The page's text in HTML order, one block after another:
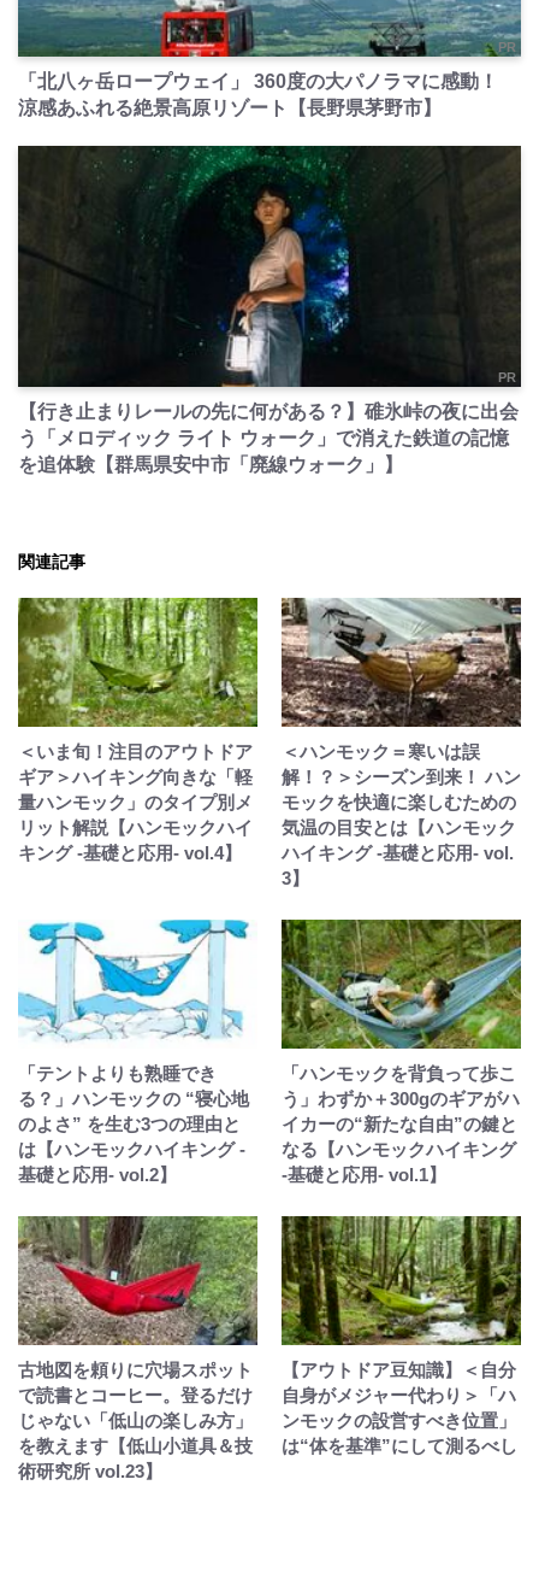
PR
「北八ヶ岳ロープウェイ」 360度の大パノラマに感動！
涼感あふれる絶景高原リゾート【長野県茅野市】
PR
【行き止まりレールの先に何がある？】碓氷峠の夜に出会
う「メロディック ライト ウォーク」で消えた鉄道の記憶
を追体験【群馬県安中市「廃線ウォーク」】
関連記事
＜いま旬！注目のアウトドア
ギア＞ハイキング向きな「軽
量ハンモック」のタイプ別メ
リット解説【ハンモックハイ
キング -基礎と応用- vol.4】
＜ハンモック＝寒いは誤
解！？＞シーズン到来！ ハン
モックを快適に楽しむための
気温の目安とは【ハンモック
ハイキング -基礎と応用- vol.
3】
「テントよりも熟睡でき
る？」ハンモックの “寝心地
のよさ” を生む3つの理由と
は【ハンモックハイキング -
基礎と応用- vol.2】
「ハンモックを背負って歩こ
う」わずか＋300gのギアがハ
イカーの“新たな自由”の鍵と
なる【ハンモックハイキング
-基礎と応用- vol.1】
古地図を頼りに穴場スポット
で読書とコーヒー。登るだけ
じゃない「低山の楽しみ方」
を教えます【低山小道具＆技
術研究所 vol.23】
【アウトドア豆知識】＜自分
自身がメジャー代わり＞「ハ
ンモックの設営すべき位置」
は“体を基準”にして測るべし